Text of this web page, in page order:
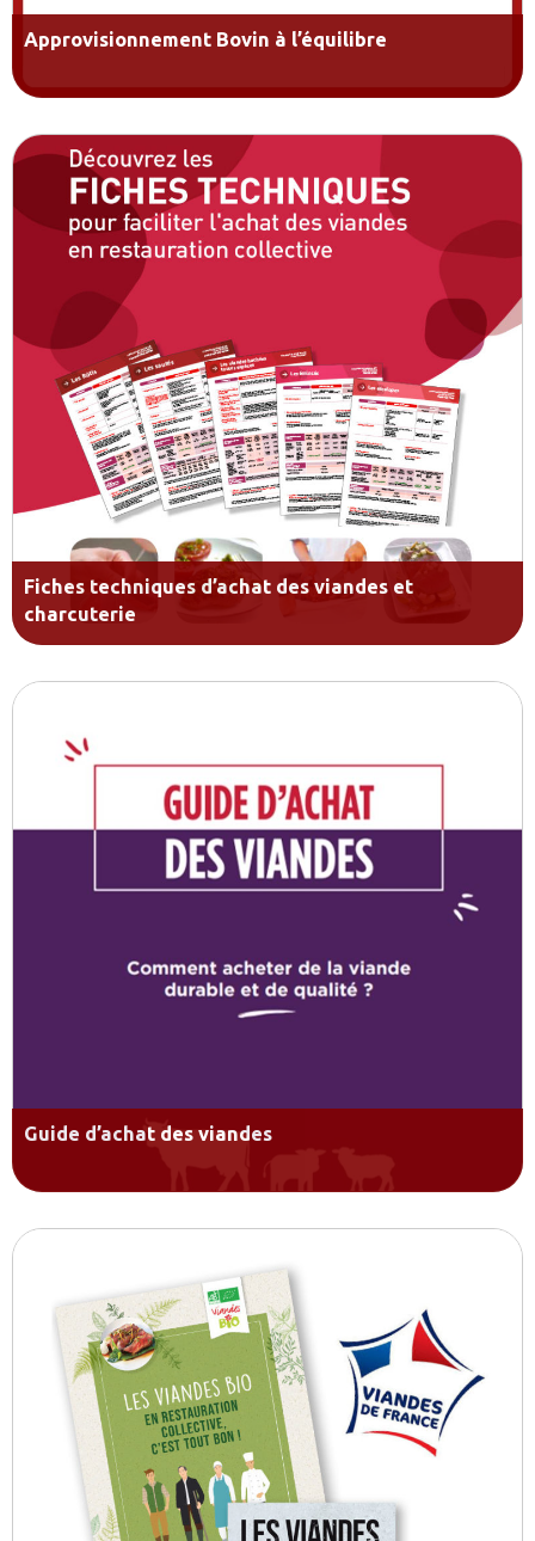
Approvisionnement Bovin à l’équilibre
Fiches techniques d’achat des viandes et
charcuterie
Guide d’achat des viandes